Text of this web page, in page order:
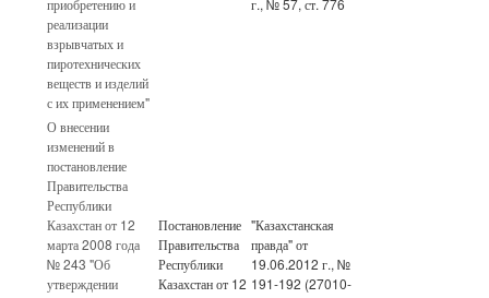
реализации
взрывчатых и
пиротехнических
веществ и изделий
с их применением"
О внесении
изменений в
постановление
Правительства
Республики
Казахстан от 12
марта 2008 года
№ 243 "Об
утверждении
Постановление
Правительства
Республики
Казахстан от 12
"Казахстанская
правда" от
19.06.2012 г., №
191-192 (27010-